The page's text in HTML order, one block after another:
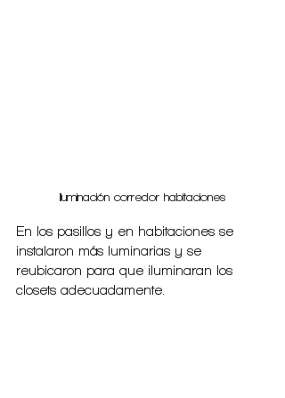
Iluminación corredor habitaciones
En los pasillos y en habitaciones se
instalaron más luminarias y se
reubicaron para que iluminaran los
closets adecuadamente.